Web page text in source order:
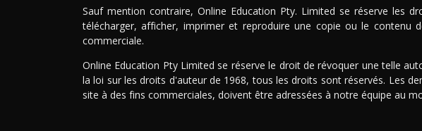
Sauf mention contraire, Online Education Pty. Limited se réserve les
télécharger, afficher, imprimer et reproduire une copie ou le
commerciale.
Online Education Pty Limited se réserve le droit de révoquer une telle
la loi sur les droits d'auteur de 1968, tous les droits sont réservés. Les
site à des fins commerciales, doivent être adressées à notre équipe au